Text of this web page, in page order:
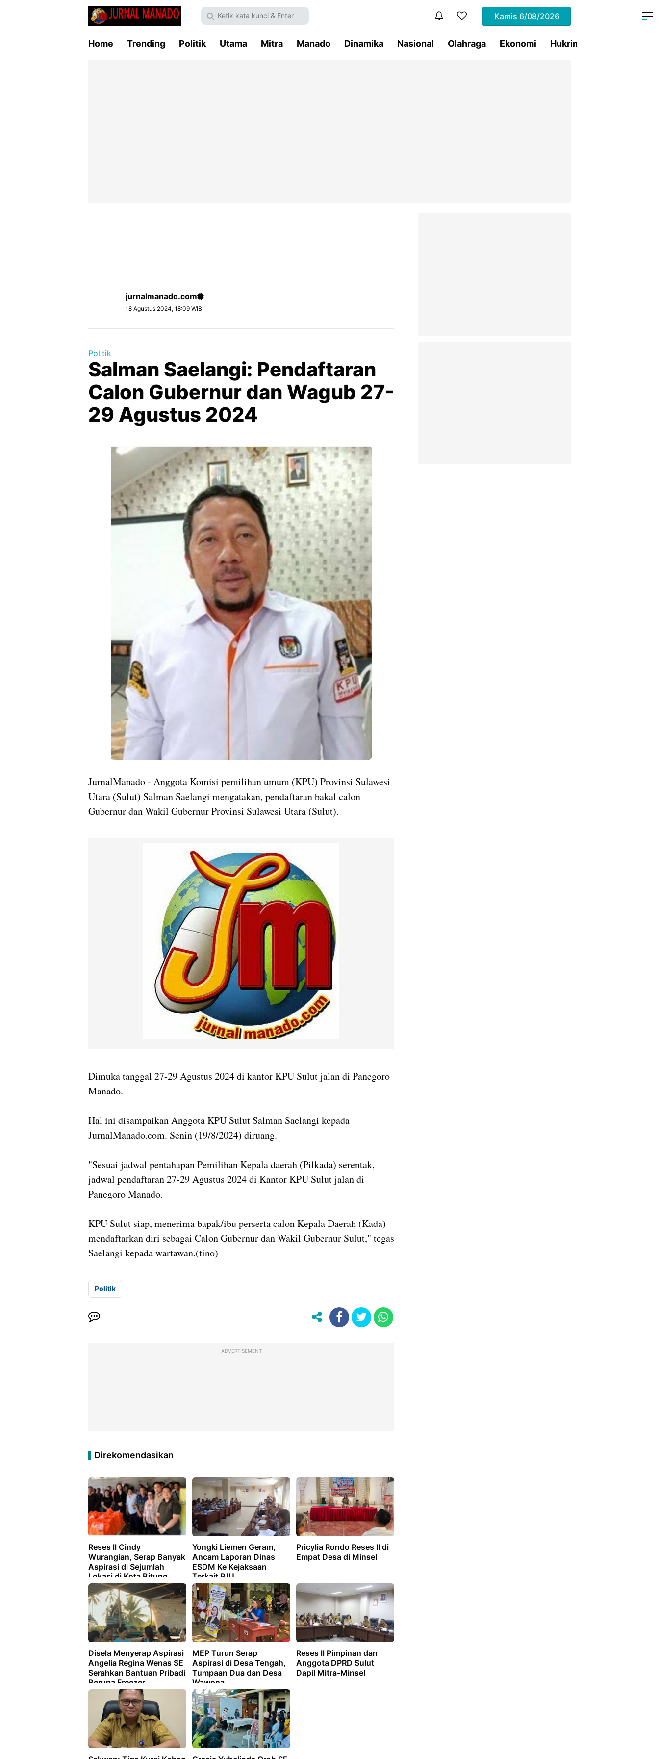
Kamis 6/08/2026
Home Trending Politik Utama Mitra Manado Dinamika Nasional Olahraga Ekonomi Hukrim
jurnalmanado.com
18 Agustus 2024, 18:09 WIB
Politik
Salman Saelangi: Pendaftaran
Calon Gubernur dan Wagub 27-
29 Agustus 2024
JurnalManado - Anggota Komisi pemilihan umum (KPU) Provinsi Sulawesi
Utara (Sulut) Salman Saelangi mengatakan, pendaftaran bakal calon
Gubernur dan Wakil Gubernur Provinsi Sulawesi Utara (Sulut).
Dimuka tanggal 27-29 Agustus 2024 di kantor KPU Sulut jalan di Panegoro
Manado.
Hal ini disampaikan Anggota KPU Sulut Salman Saelangi kepada
JurnalManado.com. Senin (19/8/2024) diruang.
"Sesuai jadwal pentahapan Pemilihan Kepala daerah (Pilkada) serentak,
jadwal pendaftaran 27-29 Agustus 2024 di Kantor KPU Sulut jalan di
Panegoro Manado.
KPU Sulut siap, menerima bapak/ibu perserta calon Kepala Daerah (Kada)
mendaftarkan diri sebagai Calon Gubernur dan Wakil Gubernur Sulut," tegas
Saelangi kepada wartawan.(tino)
Politik
ADVERTISEMENT
Direkomendasikan
Reses ll Cindy
Wurangian, Serap Banyak
Aspirasi di Sejumlah
Lokasi di Kota Bitung
Yongki Liemen Geram,
Ancam Laporan Dinas
ESDM Ke Kejaksaan
Terkait PJU
Pricylia Rondo Reses ll di
Empat Desa di Minsel
Disela Menyerap Aspirasi
Angelia Regina Wenas SE
Serahkan Bantuan Pribadi
Berupa Freezer
Pemulasaraan Jenazah
dan Kebaya
Persembahyangan Umat
Hindu di Desa Banjar
Buana Kerta Bolmong
MEP Turun Serap
Aspirasi di Desa Tengah,
Tumpaan Dua dan Desa
Wawona
Reses ll Pimpinan dan
Anggota DPRD Sulut
Dapil Mitra-Minsel